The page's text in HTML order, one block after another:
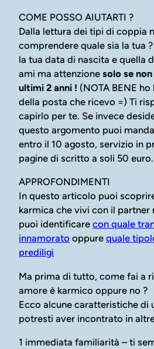
COME POSSO AIUTARTI ?
Dalla lettura dei tipi di coppia
comprendere quale sia la tua
la tua data di nascita e quella
ami ma attenzione solo se
ultimi 2 anni ! (NOTA BENE
della posta che ricevo =) Ti
capirlo per te. Se invece
questo argomento puoi
entro il 10 agosto, servizio in
pagine di scritto a soli 50 euro.
APPROFONDIMENTI
In questo articolo puoi
karmica che vivi con il partner
puoi identificare con quale
innamorato oppure quale
prediligi
Ma prima di tutto, come fai a
amore è karmico oppure no ?
Ecco alcune caratteristiche di
potresti aver incontrato in
1 immediata familiarità – ti